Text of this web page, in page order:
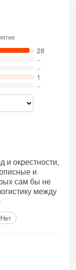
28
–
–
1
–
и окрестности,
и
сам бы не
между
Нет